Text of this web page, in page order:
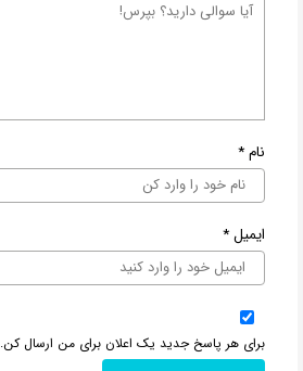
نام*
ایمیل*
برای هر پاسخ جدید یک اعلان برای من ارسال کن.